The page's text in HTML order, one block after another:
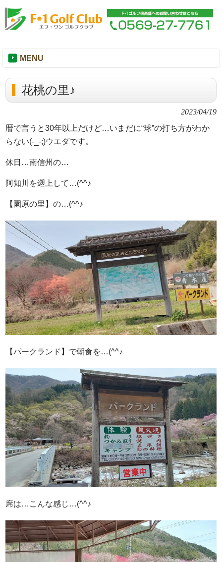
MENU
花桃の里♪
2023/04/19
暦で言うと30年以上だけど…いまだに“球”の打ち方がわか
らない(-_-;)ウエダです。
休日…南信州の…
阿知川を遡上して…(^^♪
【園原の里】の…(^^♪
【パークランド】で朝食を…(^^♪
席は…こんな感じ…(^^♪